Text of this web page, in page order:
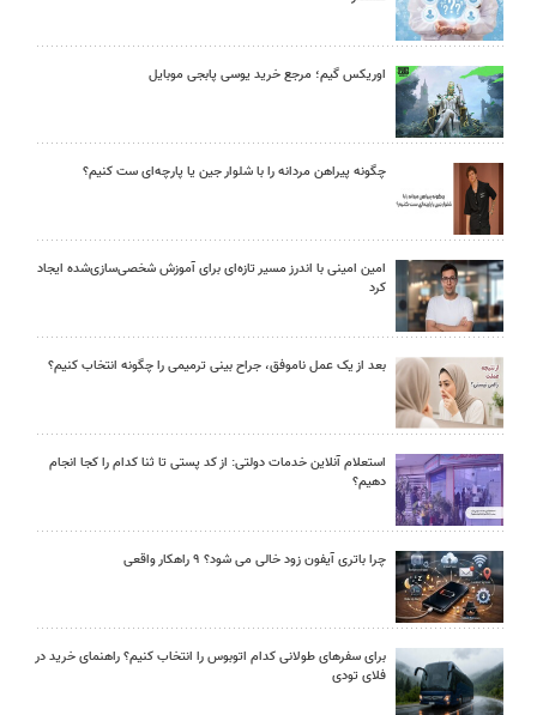
اوریکس گیم؛ مرجع خرید یوسی پابجی موبایل
چگونه پیراهن مردانه را با شلوار جین یا پارچه‌ای ست کنیم؟
امین امینی با اندرز مسیر تازه‌ای برای آموزش شخصی‌سازی‌شده ایجاد
کرد
بعد از یک عمل ناموفق، جراح بینی ترمیمی را چگونه انتخاب کنیم؟
استعلام آنلاین خدمات دولتی: از کد پستی تا ثنا کدام را کجا انجام
دهیم؟
چرا باتری آیفون زود خالی می شود؟ ۹ راهکار واقعی
برای سفرهای طولانی کدام اتوبوس را انتخاب کنیم؟ راهنمای خرید در
فلای تودی